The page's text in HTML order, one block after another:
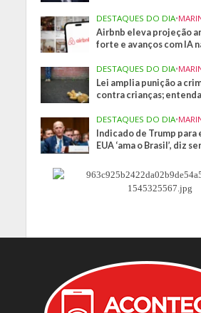
DESTAQUES DO DIA•
Airbnb eleva projeção
forte e avanços com IA
DESTAQUES DO DIA•
Lei amplia punição a
contra crianças; entenda
DESTAQUES DO DIA•
Indicado de Trump para
EUA ‘ama o Brasil’, diz